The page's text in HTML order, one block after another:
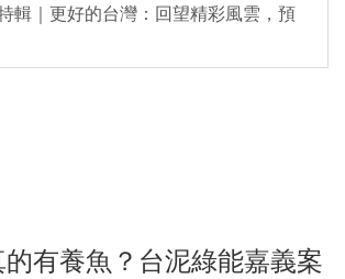
輯｜更好的台灣：回望精彩風雲，預
有養魚？台泥綠能嘉義案